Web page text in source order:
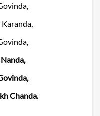
Chanda.